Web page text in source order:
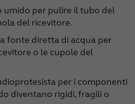
umido per pulire il tubo del
del ricevitore.
fonte diretta di acqua per
o le cupole del
per i componenti
diventano rigidi, fragili o